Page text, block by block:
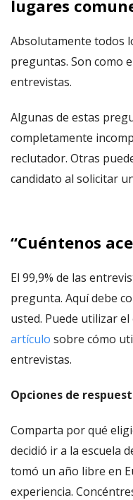
lugares
Absolutamente todos
preguntas. Son como
entrevistas.
Algunas de estas
completamente
reclutador. Otras
candidato al solicitar
“Cuéntenos
El 99,9% de las
pregunta. Aquí debe
usted. Puede utilizar
artículo sobre cómo
entrevistas.
Opciones de
Comparta por qué
decidió ir a la escuela
tomó un año libre en
experiencia.